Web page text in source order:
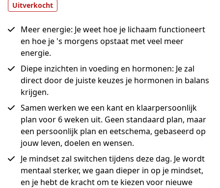
Uitverkocht
Meer energie: Je weet hoe je lichaam functioneert
en hoe je 's morgens opstaat met veel meer
energie.
Diepe inzichten in voeding en hormonen: Je zal
direct door de juiste keuzes je hormonen in balans
krijgen.
Samen werken we een kant en klaarpersoonlijk
plan voor 6 weken uit. Geen standaard plan, maar
een persoonlijk plan en eetschema, gebaseerd op
jouw leven, doelen en wensen.
Je mindset zal switchen tijdens deze dag. Je wordt
mentaal sterker, we gaan dieper in op je mindset,
en je hebt de kracht om te kiezen voor nieuwe